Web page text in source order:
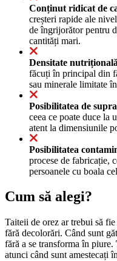
Conținut ridicat de
creșteri rapide ale
de îngrijorător pentru
cantități mari.
Densitate
făcuți în principal din
sau minerale limitate
Posibilitatea de
ceea ce poate duce la
atent la dimensiunile
Posibilitatea
procese de fabricație,
persoanele cu boala
Cum să alegi?
Taiteii de orez ar trebui să
fără decolorări. Când sunt
fără a se transforma în piure.
atunci când sunt amestecați